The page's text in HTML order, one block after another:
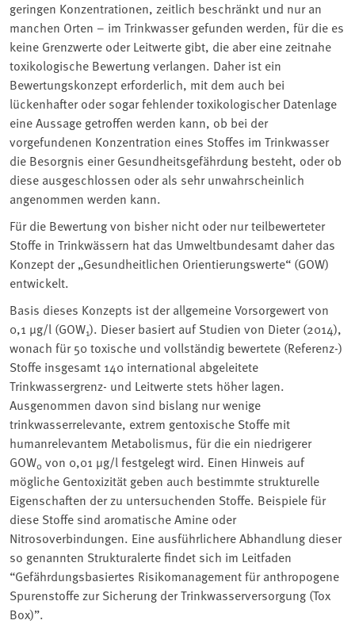
geringen Konzentrationen, zeitlich beschränkt und nur an
manchen Orten – im Trinkwasser gefunden werden, für die es
keine Grenzwerte oder Leitwerte gibt, die aber eine zeitnahe
toxikologische Bewertung verlangen. Daher ist ein
Bewertungskonzept erforderlich, mit dem auch bei
lückenhafter oder sogar fehlender toxikologischer Datenlage
eine Aussage getroffen werden kann, ob bei der
vorgefundenen Konzentration eines Stoffes im Trinkwasser
die Besorgnis einer Gesundheitsgefährdung besteht, oder ob
diese ausgeschlossen oder als sehr unwahrscheinlich
angenommen werden kann.
Für die Bewertung von bisher nicht oder nur teilbewerteter
Stoffe in Trinkwässern hat das Umweltbundesamt daher das
Konzept der „Gesundheitlichen Orientierungswerte“ (GOW)
entwickelt.
Basis dieses Konzepts ist der allgemeine Vorsorgewert von
0,1 µg/l (GOW1). Dieser basiert auf Studien von Dieter (2014),
wonach für 50 toxische und vollständig bewertete (Referenz-)
Stoffe insgesamt 140 international abgeleitete
Trinkwassergrenz- und Leitwerte stets höher lagen.
Ausgenommen davon sind bislang nur wenige
trinkwasserrelevante, extrem gentoxische Stoffe mit
humanrelevantem Metabolismus, für die ein niedrigerer
GOW0 von 0,01 µg/l festgelegt wird. Einen Hinweis auf
mögliche Gentoxizität geben auch bestimmte strukturelle
Eigenschaften der zu untersuchenden Stoffe. Beispiele für
diese Stoffe sind aromatische Amine oder
Nitrosoverbindungen. Eine ausführlichere Abhandlung dieser
so genannten Strukturalerte findet sich im Leitfaden
“Gefährdungsbasiertes Risikomanagement für anthropogene
Spurenstoffe zur Sicherung der Trinkwasserversorgung (Tox
Box)”.